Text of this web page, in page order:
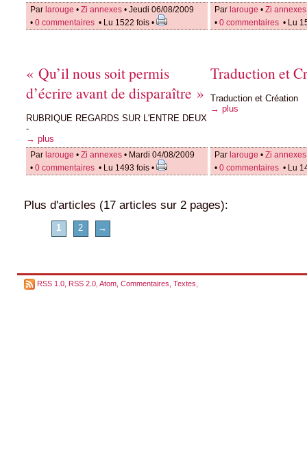
Par larouge • Zi annexes • Jeudi 06/08/2009
• 0 commentaires • Lu 1522 fois •
Par larouge • Zi annexes
• 0 commentaires • Lu
« Qu’il nous soit permis
d’écrire avant de disparaître »
RUBRIQUE REGARDS SUR L'ENTRE DEUX
-
→ plus
Traduction et
Traduction et Création
→ plus
Par larouge • Zi annexes • Mardi 04/08/2009
• 0 commentaires • Lu 1493 fois •
Par larouge • Zi annexes
• 0 commentaires • Lu
Plus d'articles (17 articles sur 2 pages):
1 2 →
RSS 1.0 RSS 2.0 Atom Commentaires Textes